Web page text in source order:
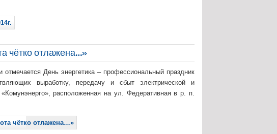
чётко отлажена…»
отмечается День энергетика – профессиональный праздник
выработку, передачу и сбыт электрической и
расположенная на ул. Федеративная в р. п.
чётко отлажена…»